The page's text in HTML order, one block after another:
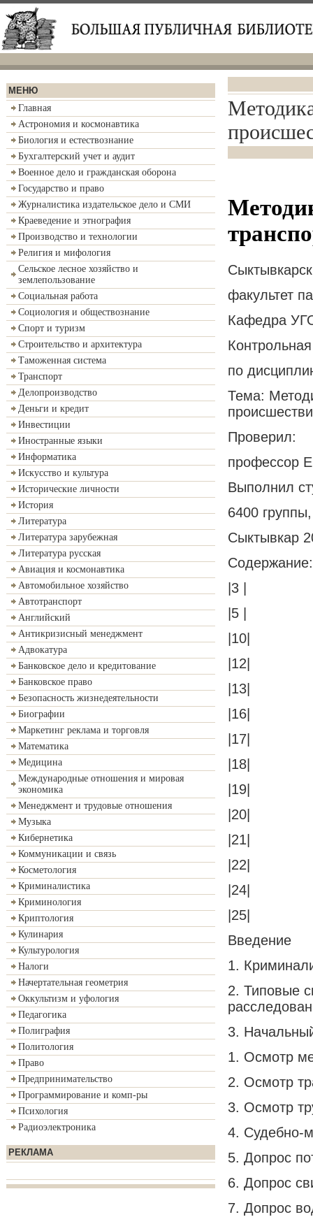
МЕНЮ
Главная
Астрономия и космонавтика
Биология и естествознание
Бухгалтерский учет и аудит
Военное дело и гражданская оборона
Государство и право
Журналистика издательское дело и СМИ
Краеведение и этнография
Производство и технологии
Религия и мифология
Сельское лесное хозяйство и
землепользование
Социальная работа
Социология и обществознание
Спорт и туризм
Строительство и архитектура
Таможенная система
Транспорт
Делопроизводство
Деньги и кредит
Инвестиции
Иностранные языки
Информатика
Искусство и культура
Исторические личности
История
Литература
Литература зарубежная
Литература русская
Авиация и космонавтика
Автомобильное хозяйство
Автотранспорт
Английский
Антикризисный менеджмент
Адвокатура
Банковское дело и кредитование
Банковское право
Безопасность жизнедеятельности
Биографии
Маркетинг реклама и торговля
Математика
Медицина
Международные отношения и мировая
экономика
Менеджмент и трудовые отношения
Музыка
Кибернетика
Коммуникации и связь
Косметология
Криминалистика
Криминология
Криптология
Кулинария
Культурология
Налоги
Начертательная геометрия
Оккультизм и уфология
Педагогика
Полиграфия
Политология
Право
Предпринимательство
Программирование и комп-ры
Психология
Радиоэлектроника
РЕКЛАМА
факультет
Кафедра
по
Тема:
Проверил:
профессор
Выполнил
6400
Сыктывкар
Содержание:
|3 |
|5 |
|10|
|12|
|13|
|16|
|17|
|18|
|19|
|20|
|21|
|22|
|24|
|25|
Введение
1.
2. Типовые
3.
1. Осмотр
2. Осмотр
3. Осмотр
4. Судебно-
5. Допрос
6. Допрос
7. Допрос